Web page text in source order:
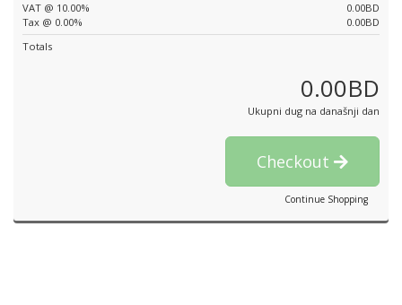
VAT @ 10.00%
0.00BD
Tax @ 0.00%
0.00BD
Totals
0.00BD
Ukupni dug na današnji dan
Checkout
Continue Shopping